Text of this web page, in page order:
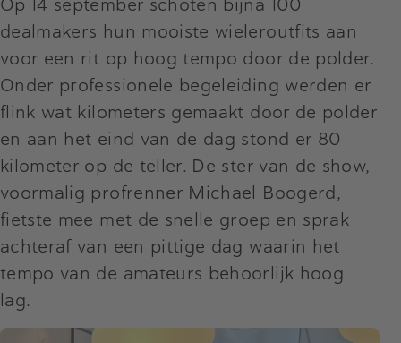
dealmakers hun mooiste wieleroutfits aan
voor een rit op hoog tempo door de polder.
Onder professionele begeleiding werden er
flink wat kilometers gemaakt door de polder
en aan het eind van de dag stond er 80
kilometer op de teller. De ster van de show,
voormalig profrenner Michael Boogerd,
fietste mee met de snelle groep en sprak
achteraf van een pittige dag waarin het
tempo van de amateurs behoorlijk hoog
lag.